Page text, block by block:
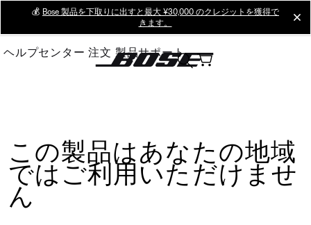
Main
💰 Bose 製品を下取りに出すと最大 ¥30,000 のクレジットを獲得で
きます。
ヘルプセンター 注文 製品サポート
この製品はあなたの地域
ではご利用いただけませ
ん